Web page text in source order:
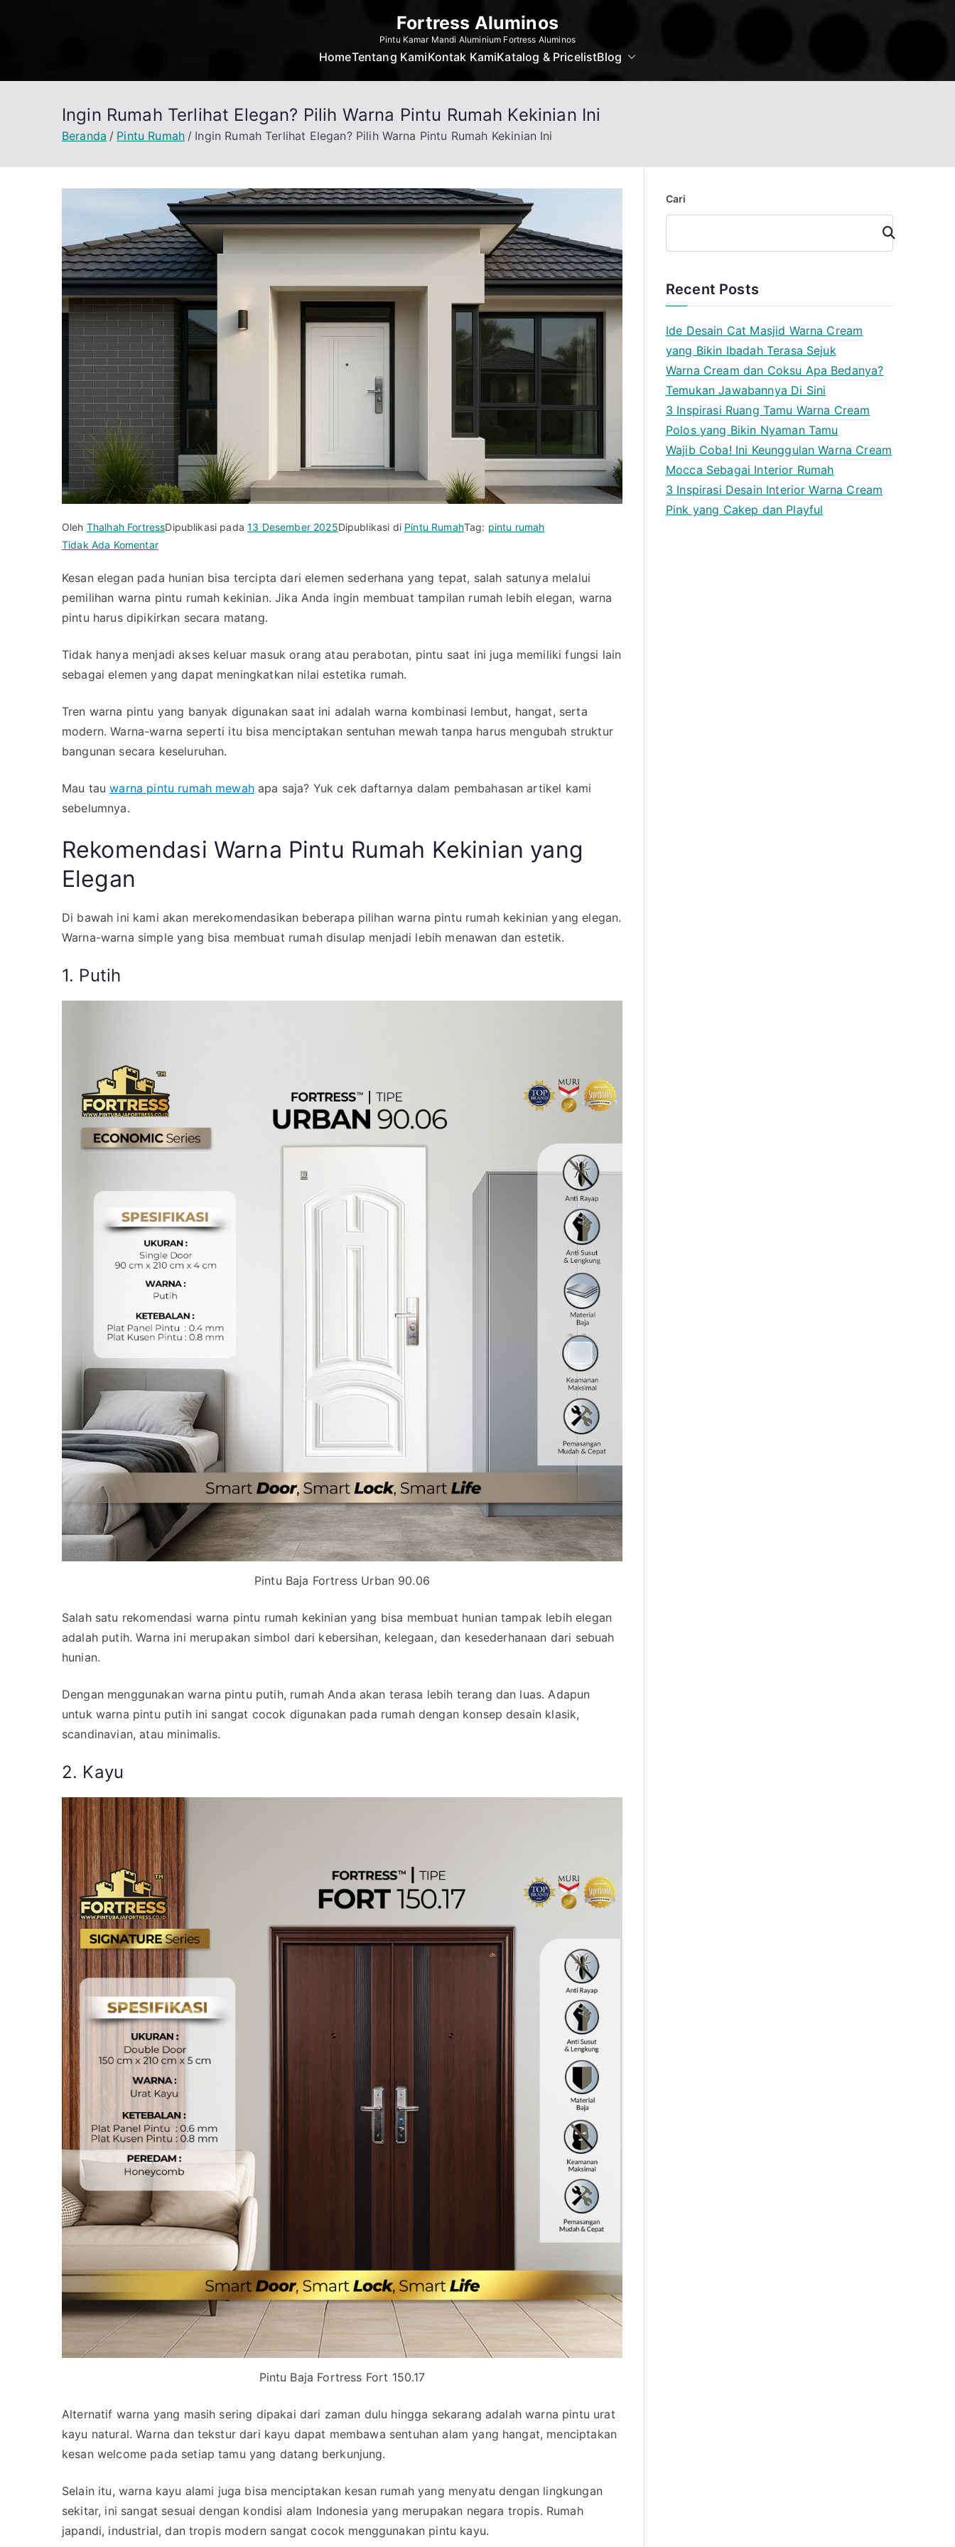
Fortress Aluminos
Pintu Kamar Mandi Aluminium Fortress Aluminos
HomeTentang KamiKontak KamiKatalog & PricelistBlog
Ingin Rumah Terlihat Elegan? Pilih Warna Pintu Rumah Kekinian Ini
Beranda Pintu Rumah Ingin Rumah Terlihat Elegan? Pilih Warna Pintu Rumah Kekinian Ini
Oleh Thalhah FortressDipublikasi pada13 Desember 2025Dipublikasi di Pintu RumahTag: pintu rumah
Tidak Ada Komentarpada
Rumah
Terlihat
Elegan?
Warna
Ini
Kesan elegan pada hunian bisa tercipta dari elemen sederhana yang tepat, salah satunya melalui
pemilihan warna pintu rumah kekinian. Jika Anda ingin membuat tampilan rumah lebih elegan, warna
pintu harus dipikirkan secara matang.
Tidak hanya menjadi akses keluar masuk orang atau perabotan, pintu saat ini juga memiliki fungsi lain
sebagai elemen yang dapat meningkatkan nilai estetika rumah.
Tren warna pintu yang banyak digunakan saat ini adalah warna kombinasi lembut, hangat, serta
modern. Warna-warna seperti itu bisa menciptakan sentuhan mewah tanpa harus mengubah struktur
bangunan secara keseluruhan.
Mau tauwarna pintu rumah mewahapa saja? Yuk cek daftarnya dalam pembahasan artikel kami
sebelumnya.
Rekomendasi Warna Pintu Rumah Kekinian yang
Elegan
Di bawah ini kami akan merekomendasikan beberapa pilihan warna pintu rumah kekinian yang elegan.
Warna-warna simple yang bisa membuat rumah disulap menjadi lebih menawan dan estetik.
1. Putih
Pintu Baja Fortress Urban 90.06
Salah satu rekomendasi warna pintu rumah kekinian yang bisa membuat hunian tampak lebih elegan
adalah putih. Warna ini merupakan simbol dari kebersihan, kelegaan, dan kesederhanaan dari sebuah
hunian.
Dengan menggunakan warna pintu putih, rumah Anda akan terasa lebih terang dan luas. Adapun
untuk warna pintu putih ini sangat cocok digunakan pada rumah dengan konsep desain klasik,
scandinavian, atau minimalis.
2. Kayu
Pintu Baja Fortress Fort 150.17
Alternatif warna yang masih sering dipakai dari zaman dulu hingga sekarang adalah warna pintu urat
kayu natural. Warna dan tekstur dari kayu dapat membawa sentuhan alam yang hangat, menciptakan
kesan welcome pada setiap tamu yang datang berkunjung.
Selain itu, warna kayu alami juga bisa menciptakan kesan rumah yang menyatu dengan lingkungan
sekitar, ini sangat sesuai dengan kondisi alam Indonesia yang merupakan negara tropis. Rumah
japandi, industrial, dan tropis modern sangat cocok menggunakan pintu kayu.
Cari
Cari
Recent Posts
Ide Desain Cat Masjid Warna Cream
yang Bikin Ibadah Terasa Sejuk
Warna Cream dan Coksu Apa Bedanya?
Temukan Jawabannya Di Sini
3 Inspirasi Ruang Tamu Warna Cream
Polos yang Bikin Nyaman Tamu
Wajib Coba! Ini Keunggulan Warna Cream
Mocca Sebagai Interior Rumah
3 Inspirasi Desain Interior Warna Cream
Pink yang Cakep dan Playful